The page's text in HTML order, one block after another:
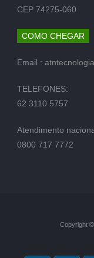
CEP 74275-060
COMO CHEGAR
Email :
TELEFONES:
62 3110 5757
Atendimento
0800 717 7772
Copyright